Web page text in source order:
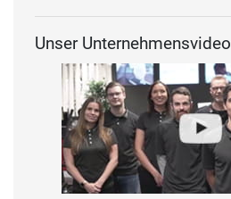
Unser Unternehmensvideo